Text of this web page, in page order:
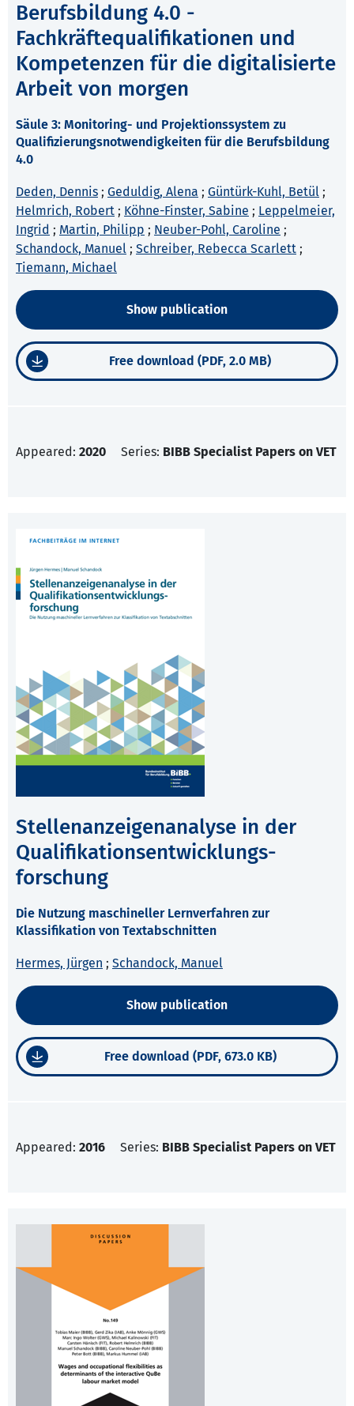
Berufsbildung 4.0 -
Fachkräftequalifikationen und
Kompetenzen für die digitalisierte
Arbeit von morgen
Säule 3: Monitoring- und Projektionssystem zu
Qualifizierungsnotwendigkeiten für die Berufsbildung
4.0
Deden, Dennis ; Geduldig, Alena ; Güntürk-Kuhl, Betül ;
Helmrich, Robert ; Köhne-Finster, Sabine ; Leppelmeier,
Ingrid ; Martin, Philipp ; Neuber-Pohl, Caroline ;
Schandock, Manuel ; Schreiber, Rebecca Scarlett ;
Tiemann, Michael
Show publication
Free download (PDF, 2.0 MB)
Appeared: 2020 Series: BIBB Specialist Papers on VET
Stellenanzeigenanalyse in der
Qualifikationsentwicklungs-
forschung
Die Nutzung maschineller Lernverfahren zur
Klassifikation von Textabschnitten
Hermes, Jürgen ; Schandock, Manuel
Show publication
Free download (PDF, 673.0 KB)
Appeared: 2016 Series: BIBB Specialist Papers on VET